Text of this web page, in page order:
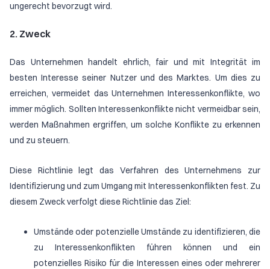
ungerecht bevorzugt wird.
2. Zweck
Das Unternehmen handelt ehrlich, fair und mit Integrität im
besten Interesse seiner Nutzer und des Marktes. Um dies zu
erreichen, vermeidet das Unternehmen Interessenkonflikte, wo
immer möglich. Sollten Interessenkonflikte nicht vermeidbar sein,
werden Maßnahmen ergriffen, um solche Konflikte zu erkennen
und zu steuern.
Diese Richtlinie legt das Verfahren des Unternehmens zur
Identifizierung und zum Umgang mit Interessenkonflikten fest. Zu
diesem Zweck verfolgt diese Richtlinie das Ziel:
Umstände oder potenzielle Umstände zu identifizieren, die
zu Interessenkonflikten führen können und ein
potenzielles Risiko für die Interessen eines oder mehrerer